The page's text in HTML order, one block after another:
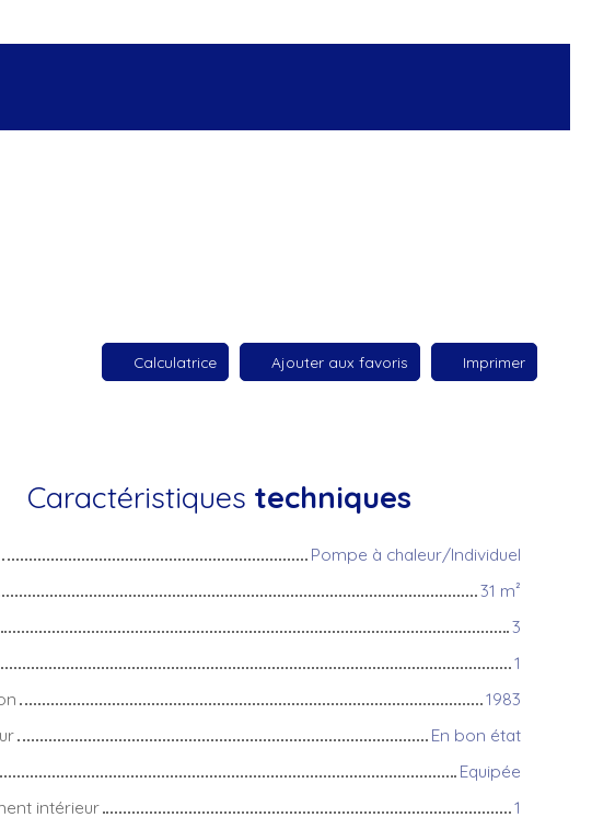
Calculatrice Ajouter aux favoris Imprimer
Caractéristiques techniques
Pompe à chaleur/Individuel
31 m²
3
1
1983
En bon état
Equipée
intérieur
1